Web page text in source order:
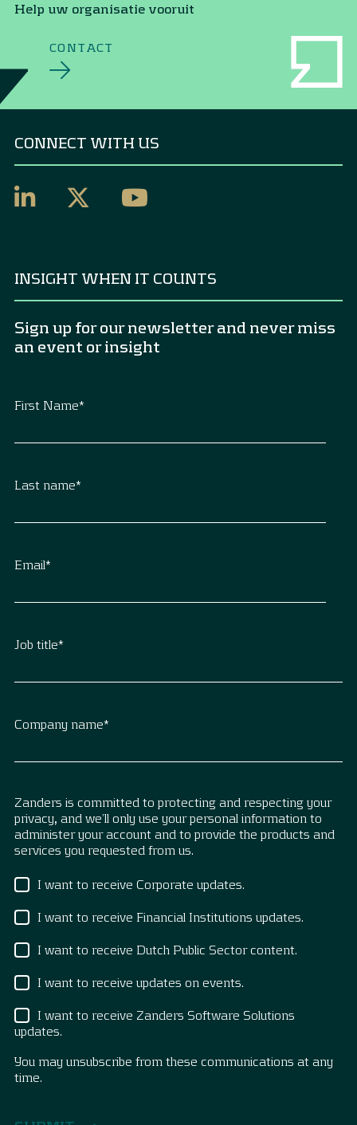
Help uw organisatie vooruit
CONTACT
CONNECT WITH US
INSIGHT WHEN IT COUNTS
Sign up for our newsletter and never miss
an event or insight
First Name*
Last name*
Email*
Job title*
Company name*
Zanders is committed to protecting and respecting your
privacy, and we’ll only use your personal information to
administer your account and to provide the products and
services you requested from us.
I want to receive Corporate updates.
I want to receive Financial Institutions updates.
I want to receive Dutch Public Sector content.
I want to receive updates on events.
I want to receive Zanders Software Solutions
updates.
You may unsubscribe from these communications at any
time.